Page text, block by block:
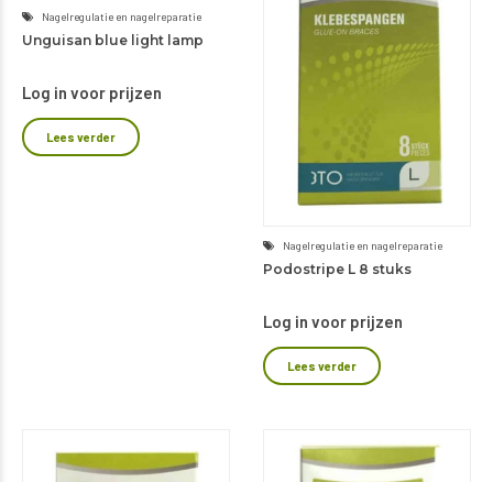
Nagelregulatie en nagelreparatie
Unguisan blue light lamp
Log in voor prijzen
Lees verder
Nagelregulatie en nagelreparatie
Podostripe L 8 stuks
Log in voor prijzen
Lees verder